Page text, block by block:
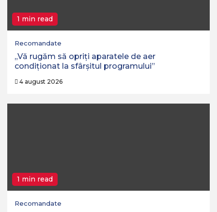
1 min read
Recomandate
„Vă rugăm să opriţi aparatele de aer
condiţionat la sfârşitul programului”
4 august 2026
1 min read
Recomandate